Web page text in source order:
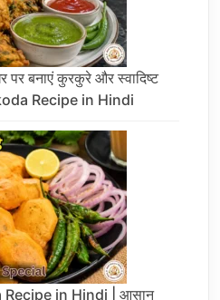
पर बनाएं कुरकुरे और स्वादिष्ट
Recipe in Hindi
in Hindi | आसान